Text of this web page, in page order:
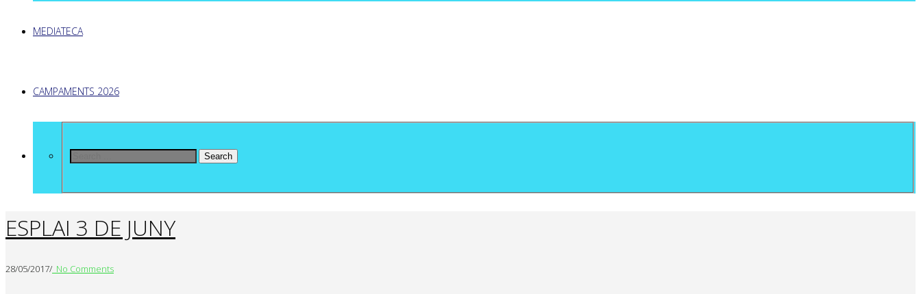
MEDIATECA
CAMPAMENTS 2026
Search
ESPLAI 3 DE JUNY
28/05/2017/ No Comments